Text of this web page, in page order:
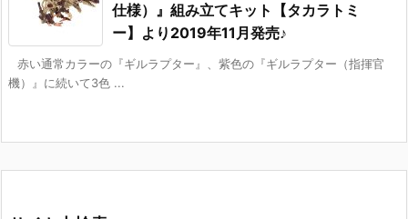
仕様）』組み立てキット【タカラトミ
ー】より2019年11月発売♪
赤い通常カラーの『ギルラプター』、紫色の『ギルラプター（指揮官
機）』に続いて3色 ...